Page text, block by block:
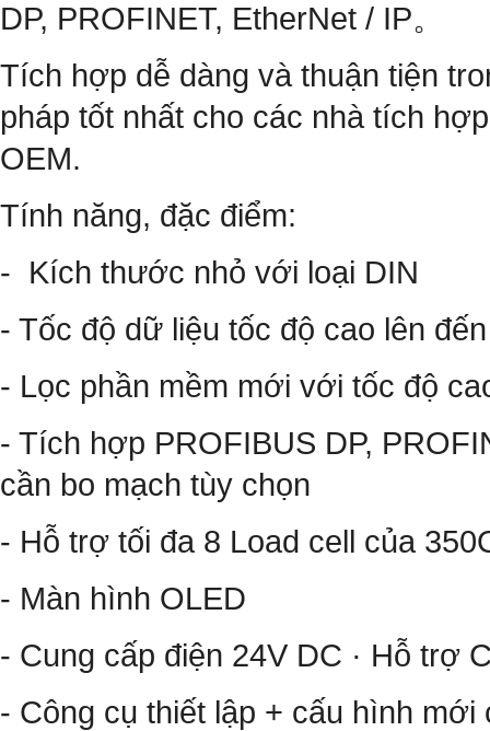
DP, PROFINET, EtherNet / IP。
Tích hợp dễ dàng và thuận tiện
pháp tốt nhất cho các nhà tích
OEM.
Tính năng, đặc điểm:
- Kích thước nhỏ với loại DIN
- Tốc độ dữ liệu tốc độ cao lên
- Lọc phần mềm mới với tốc độ
- Tích hợp PROFIBUS DP,
cần bo mạch tùy chọn
- Hỗ trợ tối đa 8 Load cell của
- Màn hình OLED
- Cung cấp điện 24V DC · Hỗ trợ
- Công cụ thiết lập + cấu hình